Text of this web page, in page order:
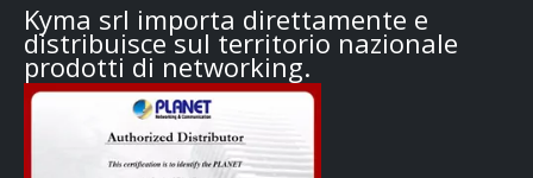
Kyma srl importa direttamente e
distribuisce sul territorio nazionale
prodotti di networking.